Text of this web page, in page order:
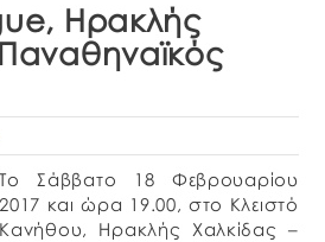
Ηρακλής
Το Σάββατο 18 Φεβρουαρίου
2017 και ώρα 19.00, στο Κλειστό
Κανήθου, Ηρακλής Χαλκίδας –